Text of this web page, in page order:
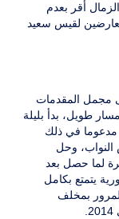
أقر بعدم
لقيس سعيد
مجمل المقدمات
طويل، بدأ بليلة
مدعوما في ذلك
وحل
لما حصل بعد
رئيس الجمهورية يتمتع بكامل
بمخلف